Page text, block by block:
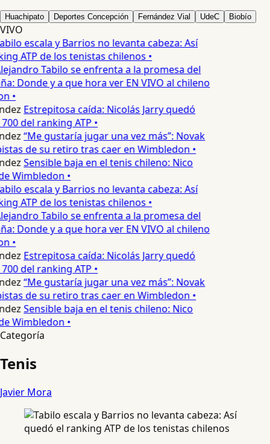
Huachipato Deportes Concepción Fernández Vial UdeC Biobío
VIVO
escala y Barrios no levanta cabeza: Así
ATP de los tenistas chilenos •
Tabilo se enfrenta a la promesa del
Donde y a que hora ver EN VIVO al chileno
•
Estrepitosa caída: Nicolás Jarry quedó
del ranking ATP •
“Me gustaría jugar una vez más”: Novak
de su retiro tras caer en Wimbledon •
Sensible baja en el tenis chileno: Nico
Wimbledon •
escala y Barrios no levanta cabeza: Así
ATP de los tenistas chilenos •
Tabilo se enfrenta a la promesa del
Donde y a que hora ver EN VIVO al chileno
•
Estrepitosa caída: Nicolás Jarry quedó
del ranking ATP •
“Me gustaría jugar una vez más”: Novak
de su retiro tras caer en Wimbledon •
Sensible baja en el tenis chileno: Nico
Wimbledon •
Categoría
Tenis
Javier Mora